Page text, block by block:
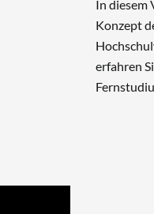
In diesem
Konzept
erfahren